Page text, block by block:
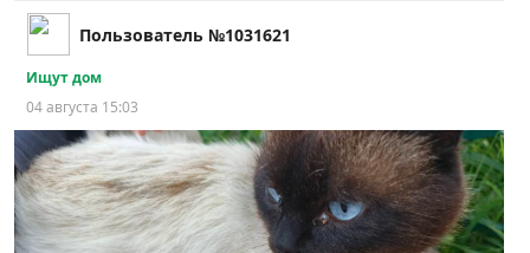
Пользователь №1031621
Ищут дом
04 августа 15:03